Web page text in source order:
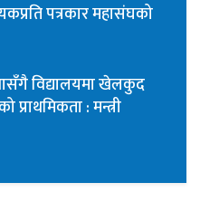
पत्रकार महासंघको
विद्यालयमा खेलकुद
प्राथमिकता : मन्त्री